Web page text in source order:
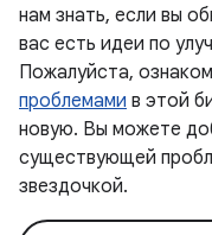
нам знать, если вы
вас есть идеи по
Пожалуйста,
проблемами в этой
новую. Вы можете
существующей
звездочкой.